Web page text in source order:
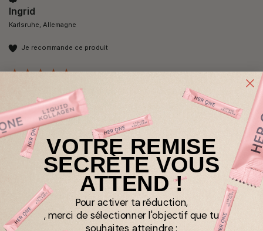
Ingrid
Karlsruhe, Allemagne
Je recommande ce produit
4 MAGNESIUM COMPLEXE 45 portions
Je prends du complexe de magnésium depuis deux
semaines et j'en suis très satisfait
Client vérifié
Anonyme
Munich, Allemagne
VOTRE REMISE
SECRÈTE VOUS
ATTEND !
Pour activer ta réduction,
, merci de sélectionner l'objectif que tu
souhaites atteindre :